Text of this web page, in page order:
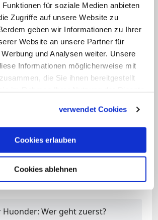
für soziale Medien anbieten
Zugriffe auf unsere Website zu
geben wir Informationen zu Ihrer
Website an unsere Partner für
und Analysen weiter. Unsere
Informationen möglicherweise mit
die Sie ihnen bereitgestellt
verwendet Cookies
Cookies erlauben
Cookies ablehnen
Die Nachricht sorgte
Liechtensteinern für
drohten mit einer
und einer Störung der
Die Regierung, fast der
die Feier. Fürst Hans Adam
15.12 Uhr: Korrektur von
Satz eingefügt. /jhe
Wer geht zuerst?